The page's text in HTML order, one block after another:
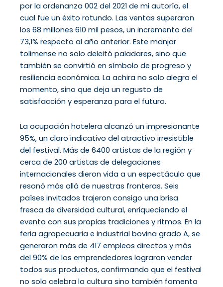
por la ordenanza 002 del 2021 de mi autoría, el
cual fue un éxito rotundo. Las ventas superaron
los 68 millones 610 mil pesos, un incremento del
73,1% respecto al año anterior. Este manjar
tolimense no solo deleitó paladares, sino que
también se convirtió en símbolo de progreso y
resiliencia económica. La achira no solo alegra el
momento, sino que deja un regusto de
satisfacción y esperanza para el futuro.
La ocupación hotelera alcanzó un impresionante
95%, un claro indicativo del atractivo irresistible
del festival. Más de 6400 artistas de la región y
cerca de 200 artistas de delegaciones
internacionales dieron vida a un espectáculo que
resonó más allá de nuestras fronteras. Seis
países invitados trajeron consigo una brisa
fresca de diversidad cultural, enriqueciendo el
evento con sus propias tradiciones y ritmos. En la
feria agropecuaria e industrial bovina grado A, se
generaron más de 417 empleos directos y más
del 90% de los emprendedores lograron vender
todos sus productos, confirmando que el festival
no solo celebra la cultura sino también fomenta